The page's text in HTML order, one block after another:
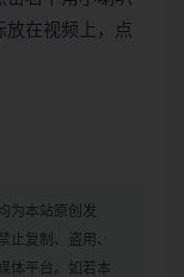
放在视频上，点
为本站原创发
止复制、盗用、
体平台。如若本